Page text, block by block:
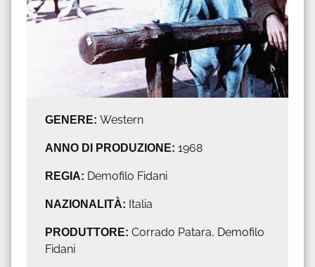
GENERE: Western
ANNO DI PRODUZIONE: 1968
REGIA: Demofilo Fidani
NAZIONALITÀ: Italia
PRODUTTORE: Corrado Patara, Demofilo
Fidani